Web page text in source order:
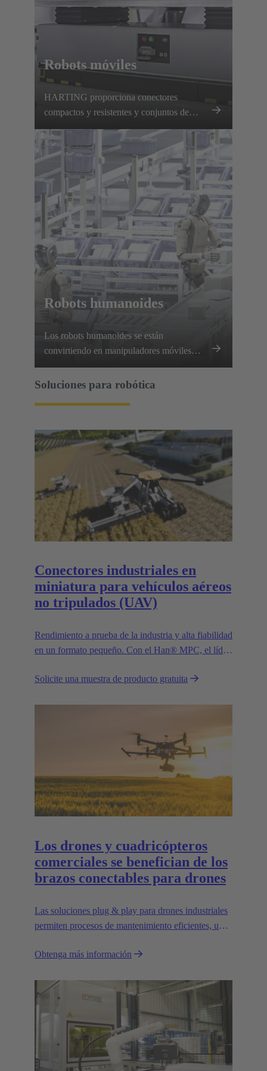
Robots móviles
HARTING proporciona conectores
compactos y resistentes y conjuntos de
cables precomprobados para AGV y AMR,
que garantizan una transmisión fiable de
energía y datos.
Robots humanoides
Los robots humanoides se están
convirtiendo en manipuladores móviles
muy capaces, que requieren que cada
articulación, extremidad y conjunto de
Soluciones para robótica
Conectores industriales en
miniatura para vehículos aéreos
no tripulados (UAV)
Rendimiento a prueba de la industria y alta fiabilidad
en un formato pequeño. Con el Han® MPC, el líder
presenta el primer conector industrial para drones
Solicite una muestra de producto gratuita
Los drones y cuadricópteros
comerciales se benefician de los
brazos conectables para drones
Las soluciones plug & play para drones industriales
permiten procesos de mantenimiento eficientes, un
escalabilidad, por ejemplo, para transportar cargas
Obtenga más información